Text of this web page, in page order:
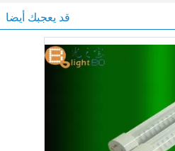
قد يعجبك أيضا